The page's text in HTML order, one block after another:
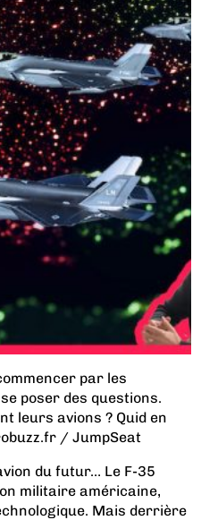
par les
poser des questions.
leurs avions ? Quid en
/ JumpSeat
du futur… Le F-35
militaire américaine,
Mais derrière